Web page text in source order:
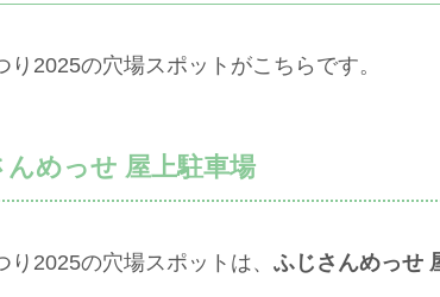
り2025の穴場スポットがこちらです。
めっせ 屋上駐車場
り2025の穴場スポットは、 ふじさんめっせ